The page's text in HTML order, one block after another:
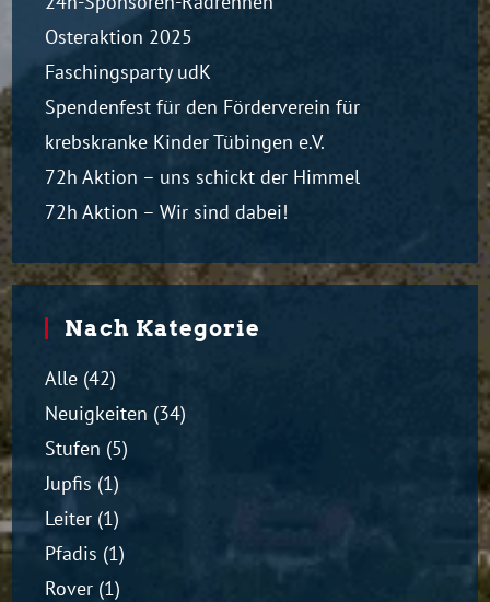
Osteraktion 2025
Faschingsparty udK
Spendenfest für den Förderverein für
krebskranke Kinder Tübingen e.V.
72h Aktion – uns schickt der Himmel
72h Aktion – Wir sind dabei!
Nach Kategorie
Alle (42)
Neuigkeiten (34)
Stufen (5)
Jupfis (1)
Leiter (1)
Pfadis (1)
Rover (1)